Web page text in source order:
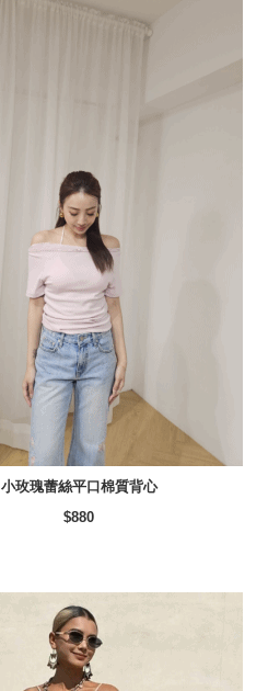
小玫瑰蕾絲平口棉質背心
$880